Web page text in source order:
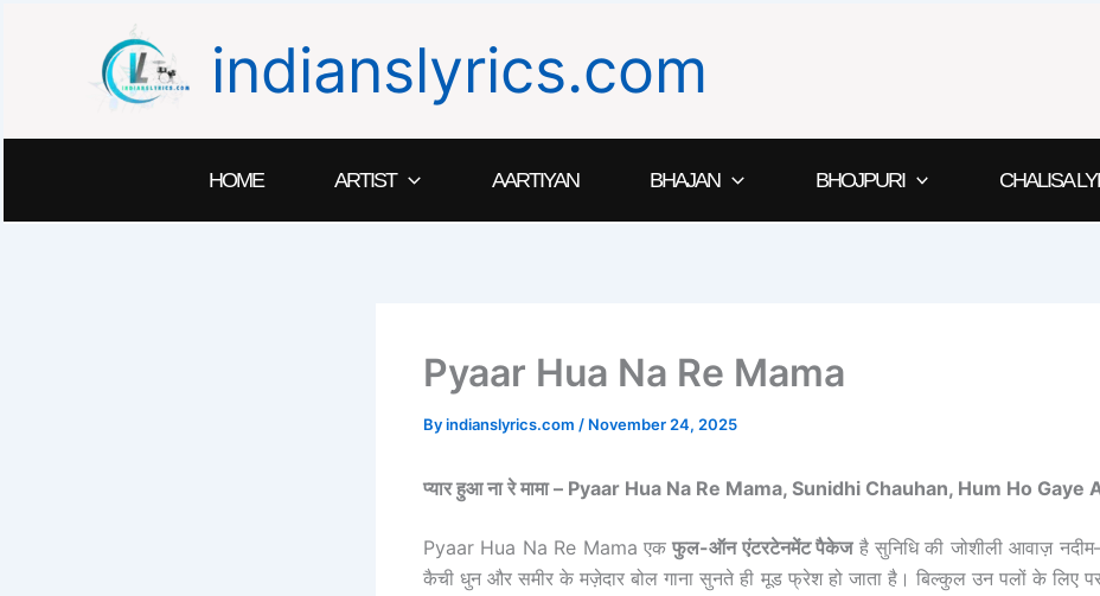
indianslyrics.com
HOME ARTIST AARTIYAN BHAJAN BHOJPURI CHALISA
Pyaar Hua Na Re Mama
Byindianslyrics.com / November 24, 2025
प्यार हुआ ना रे मामा – Pyaar Hua Na Re Mama, Sunidhi Chauhan, Hum Ho Gaye
Pyaar Hua Na Re Mama एकफुल-ऑन एंटरटेनमेंट पैकेजहैसुनिधि की जोशीली आवाज़
कैची धुनऔर समीर के मज़ेदार बोलगाना सुनते ही मूड फ्रेश हो जाता है। बिल्कुल उन पलों के लिए